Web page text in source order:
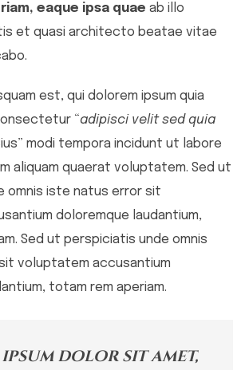
eaque ipsa quae ab illo
et quasi architecto beatae vitae
est, qui dolorem ipsum quia
“adipisci velit sed quia
modi tempora incidunt ut labore
aliquam quaerat voluptatem. Sed ut
omnis iste natus error sit
doloremque laudantium,
Sed ut perspiciatis unde omnis
voluptatem accusantium
totam rem aperiam.
ipsum dolor sit amet,